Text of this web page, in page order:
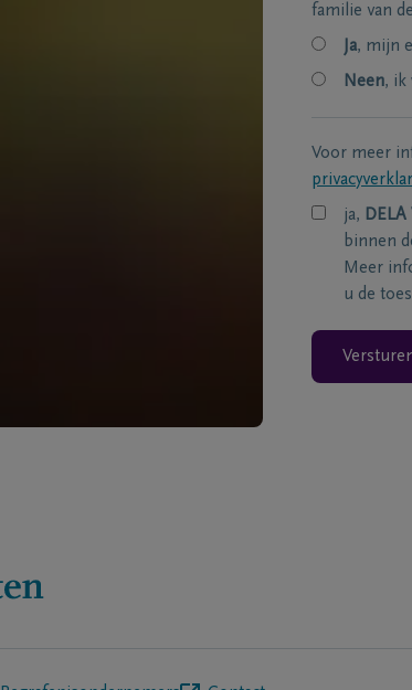
familie van
Ja, mijn
Neen, ik
Voor meer
ja,
binnen
Meer
u de